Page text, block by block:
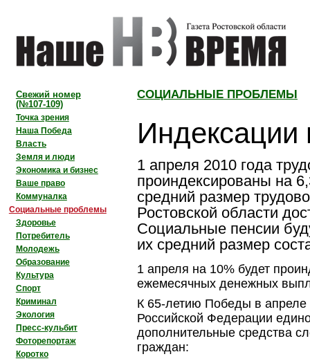
СОЦИАЛЬНЫЕ ПРОБЛЕМЫ
1 апреля 2010 года
проиндексированы на
средний размер
Ростовской области
Социальные пенсии
их средний размер
1 апреля на 10% будет
ежемесячных денежных
К 65-летию Победы в
Российской Федерации
дополнительные средства
граждан:
Свежий номер
(№107-109)
Точка зрения
Наша Победа
Власть
Земля и люди
Экономика и бизнес
Ваше право
Коммуналка
Социальные проблемы
Здоровье
Потребитель
Молодежь
Образование
Культура
Спорт
Криминал
Экология
Пресс-кульбит
Фоторепортаж
Коротко